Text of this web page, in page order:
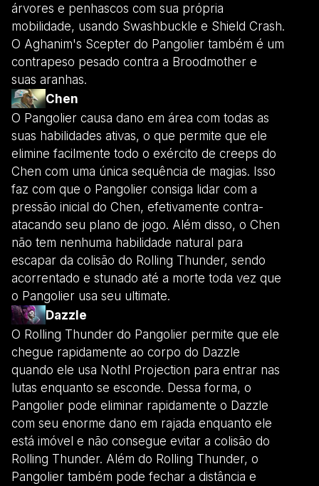
árvores e penhascos com sua própria
mobilidade, usando Swashbuckle e Shield Crash.
O Aghanim's Scepter do Pangolier também é um
contrapeso pesado contra a Broodmother e
suas aranhas.
Chen
O Pangolier causa dano em área com todas as
suas habilidades ativas, o que permite que ele
elimine facilmente todo o exército de creeps do
Chen com uma única sequência de magias. Isso
faz com que o Pangolier consiga lidar com a
pressão inicial do Chen, efetivamente contra-
atacando seu plano de jogo. Além disso, o Chen
não tem nenhuma habilidade natural para
escapar da colisão do Rolling Thunder, sendo
acorrentado e stunado até a morte toda vez que
o Pangolier usa seu ultimate.
Dazzle
O Rolling Thunder do Pangolier permite que ele
chegue rapidamente ao corpo do Dazzle
quando ele usa Nothl Projection para entrar nas
lutas enquanto se esconde. Dessa forma, o
Pangolier pode eliminar rapidamente o Dazzle
com seu enorme dano em rajada enquanto ele
está imóvel e não consegue evitar a colisão do
Rolling Thunder. Além do Rolling Thunder, o
Pangolier também pode fechar a distância e